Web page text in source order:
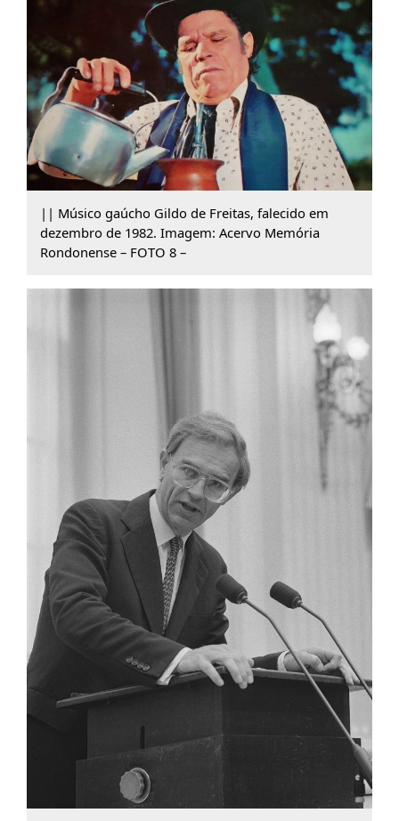
|| Músico gaúcho Gildo de Freitas, falecido em
dezembro de 1982. Imagem: Acervo Memória
Rondonense – FOTO 8 –